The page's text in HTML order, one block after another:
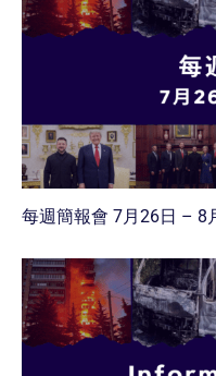
每週簡報會 7月26日 – 8